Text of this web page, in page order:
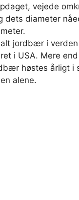
vejede
dets diameter
jordbær i
i USA. Mere
høstes årligt i
alene.